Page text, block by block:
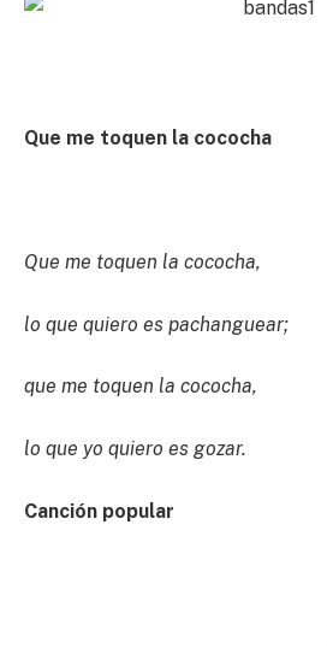
Que me toquen la cococha
Que me toquen la cococha,
lo que quiero es pachanguear;
que me toquen la cococha,
lo que yo quiero es gozar.
Canción popular